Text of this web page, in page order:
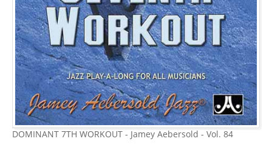
DOMINANT 7TH WORKOUT - Jamey Aebersold - Vol. 84